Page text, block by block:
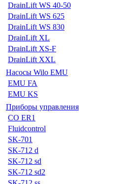
DrainLift WS 40-50
DrainLift WS 625
DrainLift WS 830
DrainLift XL
DrainLift XS-F
DrainLift XXL
Насосы Wilo EMU
EMU FA
EMU KS
Приборы управления
CO ER1
Fluidcontrol
SK-701
SK-712 d
SK-712 sd
SK-712 sd2